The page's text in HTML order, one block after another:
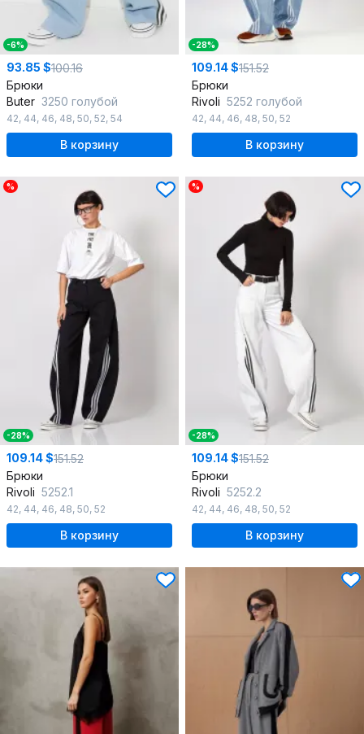
-6%
93.85 $100.16
Брюки
Butеr 3250 голубой
42, 44, 46, 48, 50, 52, 54
В корзину
-28%
109.14 $151.52
Брюки
Rivoli 5252 голубой
42, 44, 46, 48, 50, 52
В корзину
%
-28%
109.14 $151.52
Брюки
Rivoli 5252.1
42, 44, 46, 48, 50, 52
В корзину
%
-28%
109.14 $151.52
Брюки
Rivoli 5252.2
42, 44, 46, 48, 50, 52
В корзину